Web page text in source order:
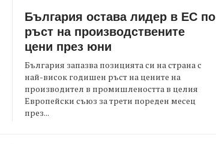
България остава лидер в ЕС по
ръст на производствените
цени през юни
България запазва позицията си на страна с
най-висок годишен ръст на цените на
производител в промишлеността в целия
Европейски съюз за трети пореден месец
през...